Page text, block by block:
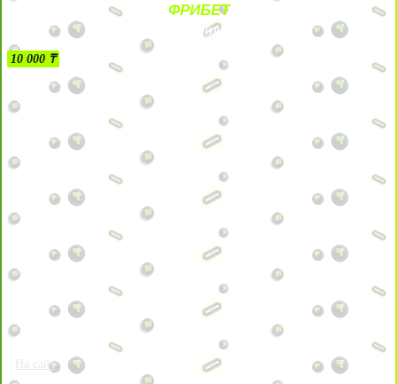
ФРИБЕТ
БЕЗ УСЛОВИЙ
10 000 ₸
На сайт